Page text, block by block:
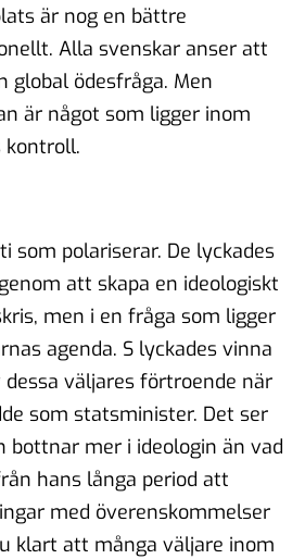
är nog en bättre
Alla svenskar anser att
global ödesfråga. Men
är något som ligger inom
kontroll.
som polariserar. De lyckades
att skapa en ideologiskt
men i en fråga som ligger
agenda. S lyckades vinna
väljares förtroende när
som statsminister. Det ser
bottnar mer i ideologin än vad
hans långa period att
med överenskommelser
klart att många väljare inom